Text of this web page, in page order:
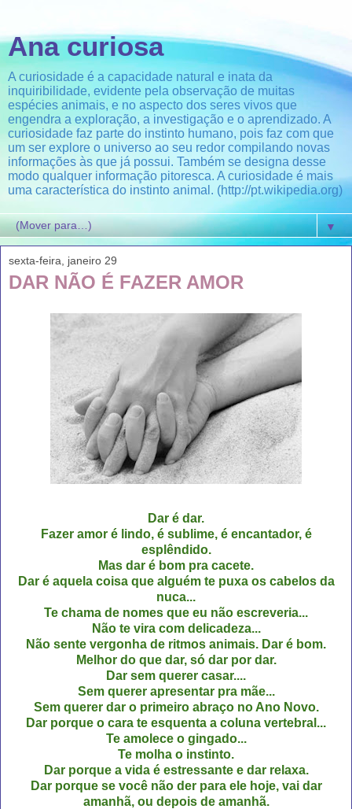
Ana curiosa
A curiosidade é a capacidade natural e inata da
inquiribilidade, evidente pela observação de muitas
espécies animais, e no aspecto dos seres vivos que
engendra a exploração, a investigação e o aprendizado. A
curiosidade faz parte do instinto humano, pois faz com que
um ser explore o universo ao seu redor compilando novas
informações às que já possui. Também se designa desse
modo qualquer informação pitoresca. A curiosidade é mais
uma característica do instinto animal. (http://pt.wikipedia.org)
▼
sexta-feira, janeiro 29
DAR NÃO É FAZER AMOR
Dar é dar.
Fazer amor é lindo, é sublime, é encantador, é
esplêndido.
Mas dar é bom pra cacete.
Dar é aquela coisa que alguém te puxa os cabelos da
nuca...
Te chama de nomes que eu não escreveria...
Não te vira com delicadeza...
Não sente vergonha de ritmos animais. Dar é bom.
Melhor do que dar, só dar por dar.
Dar sem querer casar....
Sem querer apresentar pra mãe...
Sem querer dar o primeiro abraço no Ano Novo.
Dar porque o cara te esquenta a coluna vertebral...
Te amolece o gingado...
Te molha o instinto.
Dar porque a vida é estressante e dar relaxa.
Dar porque se você não der para ele hoje, vai dar
amanhã, ou depois de amanhã.